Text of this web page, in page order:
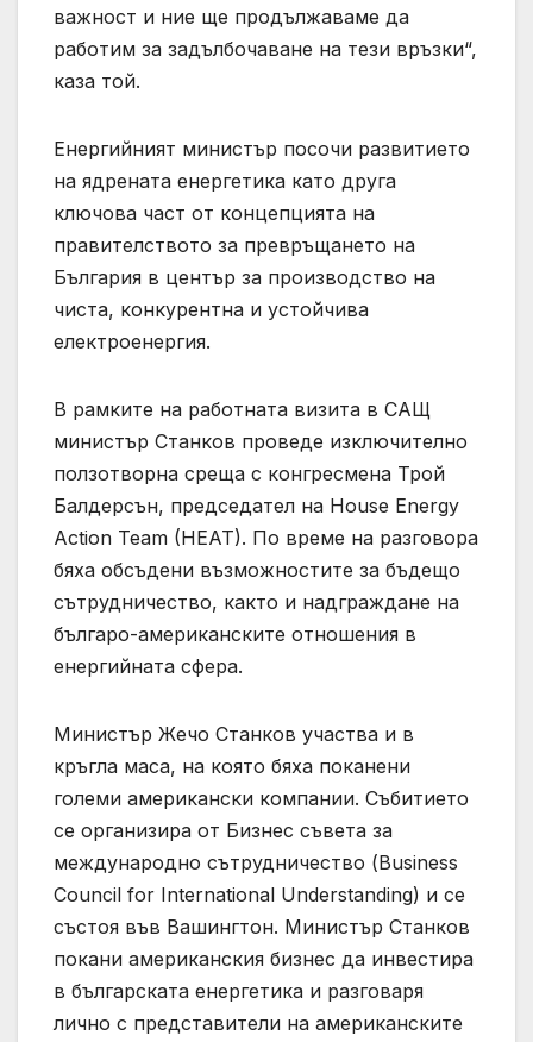
важност и ние ще продължаваме да
работим за задълбочаване на тези връзки“,
каза той.
Енергийният министър посочи развитието
на ядрената енергетика като друга
ключова част от концепцията на
правителството за превръщането на
България в център за производство на
чиста, конкурентна и устойчива
електроенергия.
В рамките на работната визита в САЩ
министър Станков проведе изключително
ползотворна среща с конгресмена Трой
Балдерсън, председател на House Energy
Action Team (HEAT). По време на разговора
бяха обсъдени възможностите за бъдещо
сътрудничество, както и надграждане на
българо-американските отношения в
енергийната сфера.
Министър Жечо Станков участва и в
кръгла маса, на която бяха поканени
големи американски компании. Събитието
се организира от Бизнес съвета за
международно сътрудничество (Business
Council for International Understanding) и се
състоя във Вашингтон. Министър Станков
покани американския бизнес да инвестира
в българската енергетика и разговаря
лично с представители на американските